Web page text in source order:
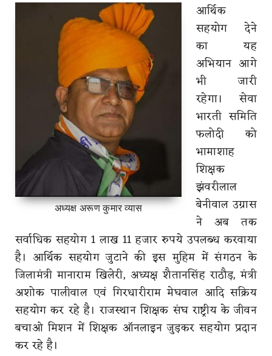
अध्यक्ष अरूण कुमार व्यास
आर्थिक
सहयोग देने
का यह
अभियान आगे
भी जारी
रहेगा। सेवा
भारती समिति
फलोदी को
भामाशाह
शिक्षक
झंवरीलाल
बेनीवाल उग्रास
ने अब तक
सर्वाधिक सहयोग 1 लाख 11 हजार रुपये उपलब्ध करवाया
है। आर्थिक सहयोग जुटाने की इस मुहिम में संगठन के
जिलामंत्री मानाराम खिलेरी, अध्यक्ष शैतानसिंह राठौड़, मंत्री
अशोक पालीवाल एवं गिरधारीराम मेघवाल आदि सक्रिय
सहयोग कर रहे है। राजस्थान शिक्षक संघ राष्ट्रीय के जीवन
बचाओ मिशन में शिक्षक ऑनलाइन जुड़कर सहयोग प्रदान
कर रहे है।